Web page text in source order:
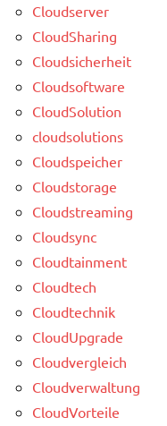
Cloudserver
CloudSharing
Cloudsicherheit
Cloudsoftware
CloudSolution
cloudsolutions
Cloudspeicher
Cloudstorage
Cloudstreaming
Cloudsync
Cloudtainment
Cloudtech
Cloudtechnik
CloudUpgrade
Cloudvergleich
Cloudverwaltung
CloudVorteile